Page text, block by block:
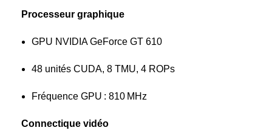
Processeur graphique
GPU NVIDIA GeForce GT 610
48 unités CUDA, 8 TMU, 4 ROPs
Fréquence GPU : 810 MHz
Connectique vidéo